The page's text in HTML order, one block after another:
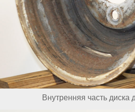
Внутренняя часть диска